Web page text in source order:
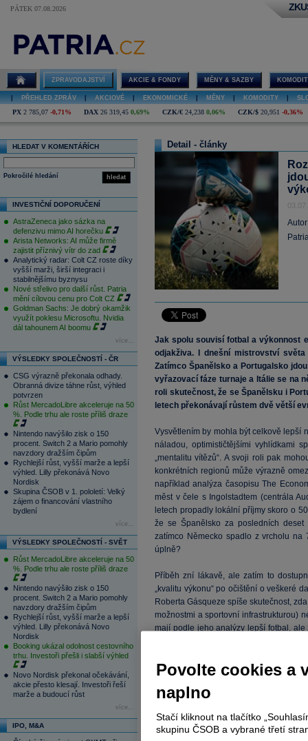
PÁTEK 07.08.2026
ZPRAVODAJSTVÍ AKCIE & FONDY MĚNY & SAZBY
PŘEHLED ZPRÁV AKCIOVÉ EKONOMICKÉ MĚNY KOMODITY
PX 2 785,07 -0,71% DAX 26 319,45 0,69% CZK/€ 24,238 0,06% CZK/$ 20,951 -0,36%
HLEDAT V KOMENTÁŘÍCH
hledat
Pokročilé hledání
INVESTIČNÍ DOPORUČENÍ
AstraZeneca jako sázka na
defenzivu mimo AI horečku
Arista Networks: AI může firmě
zajistit příznivý vítr do zad
Analytický radar: Colt CZ roste díky
vyšší marži, širší integraci i
stabilnějšímu byznysu
Nové střelivo pro další růst. Patria
mění cílovou cenu pro Colt CZ
Goldman Sachs: Je dobrý okamžik
využít poklesu Microsoftu. Nvidia
dál tahounem AI boomu
více...
VÝSLEDKY SPOLEČNOSTÍ - ČR
CSG výrazně překonala odhady.
Obranná divize táhne růst, výhled
potvrzen
Růst MercadoLibre akceleruje na 50
%. Podle trhu ale roste příliš draze
Nintendo navýšilo zisk o 150
procent. Switch 2 a Mario pomohly
navzdory dražším čipům
Rychlejší růst, vyšší marže a lepší
výhled. Lilly překonává Novo
Nordisk
Skupina ČSOB v 1. pololetí: Velký
zájem o financování vlastního
bydlení
více...
VÝSLEDKY SPOLEČNOSTÍ - SVĚT
Růst MercadoLibre akceleruje na 50
%. Podle trhu ale roste příliš draze
Nintendo navýšilo zisk o 150
procent. Switch 2 a Mario pomohly
navzdory dražším čipům
Rychlejší růst, vyšší marže a lepší
výhled. Lilly překonává Novo
Nordisk
Booking ukázal odolnost cestovního
trhu. Investoři přešli i slabší výhled
Novo Nordisk překonal očekávání,
akcie přesto klesají. Investoři řeší
marže a budoucí růst
více...
IPO, M&A
Detail - články
Jak spolu souvisí fotbal a výkonnost
odjakživa. I dnešní mistrovství
Zatímco Španělsko a Portugalsko
vyřazovací fáze turnaje a Itálie se na
roli skutečnost, že se Španělsku i
letech překonávají růstem dvě větší
Vysvětlením by mohla být celkově lepší
náladou, optimističtějšími vyhlídkami
„mentalitu vítězů“. A svoji roli pak
konkrétních regionů může výrazně
například analýza časopisu The
měst v čele s Ingolstadtem (centrála
letech propadly lokální příjmy skoro o
že se Španělsko za posledních
zatímco Německo spadlo z vrcholu
úplně?
Příběh zní lákavě, ale zatím to
„kvalitu výkonu“ po očištění o veškeré
Roberta Gásqueze spíše skutečnost,
možnostmi a sportovní infrastrukturou)
mají podle jeho analýzy lepší fotbal,
Povolte cookies a
naplno
Stačí kliknout na tlačítko
skupinu ČSOB a vybrané třetí